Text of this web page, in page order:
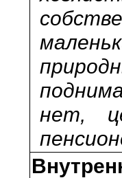
нет,